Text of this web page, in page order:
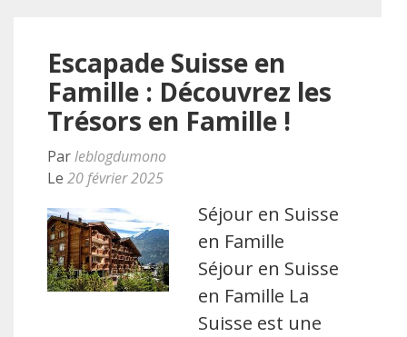
Escapade Suisse en
Famille : Découvrez les
Trésors en Famille !
Parleblogdumono
Le 20 février 2025
Séjour en Suisse
en Famille
Séjour en Suisse
en Famille La
Suisse est une